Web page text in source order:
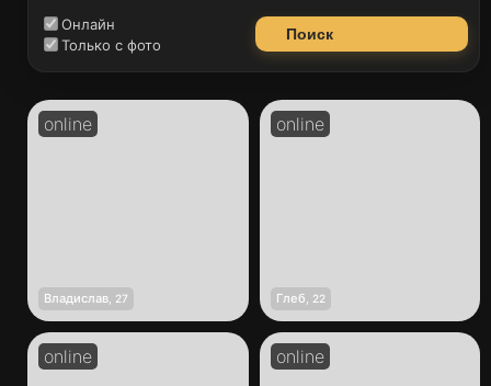
Онлайн
Только с фото
Поиск
Владислав 27 Глеб 22